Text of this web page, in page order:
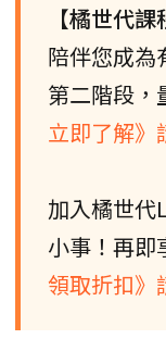
【橘世代課
陪伴您成為
第二階段，
立即了解》
加入橘世代
小事！再即
領取折扣》